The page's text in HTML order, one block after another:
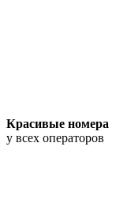
Красивые номера
у всех операторов